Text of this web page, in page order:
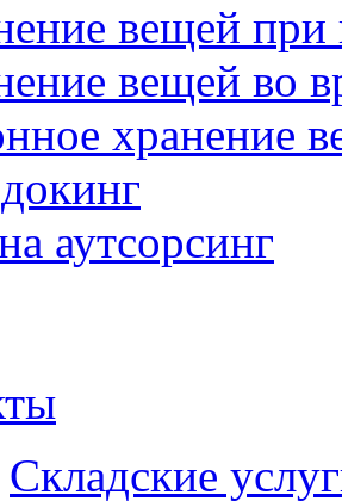
вещей при
вещей во
хранение
аутсорсинг
Складские